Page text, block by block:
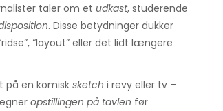
taler om et udkast, studerende
. Disse betydninger dukker
“layout” eller det lidt længere
på en komisksketch i revy eller tv –
opstillingen på tavlen før